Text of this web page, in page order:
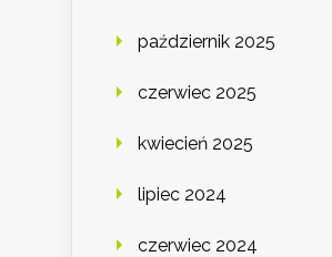
październik 2025
czerwiec 2025
kwiecień 2025
lipiec 2024
czerwiec 2024